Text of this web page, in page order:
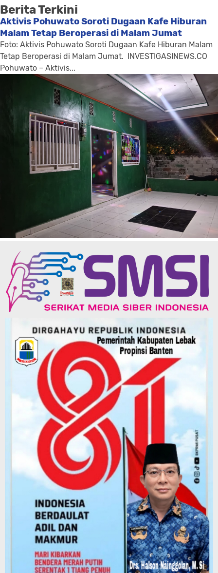
Berita Terkini
Aktivis Pohuwato Soroti Dugaan Kafe Hiburan
Malam Tetap Beroperasi di Malam Jumat
Foto: Aktivis Pohuwato Soroti Dugaan Kafe Hiburan Malam
Tetap Beroperasi di Malam Jumat. INVESTIGASINEWS.CO
Pohuwato – Aktivis...